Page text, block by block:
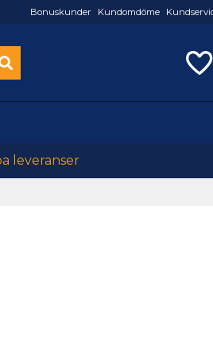
Bonuskunder Kundomdöme
leveranser